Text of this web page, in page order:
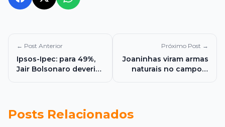
← Post Anterior
Ipsos-Ipec: para 49%,
Jair Bolsonaro deveria
Próximo Post →
Joaninhas viram armas
naturais no campo e
Posts Relacionados